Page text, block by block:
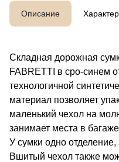
Описание
Складная дорожная
FABRETTI в сро-синем
технологичной
материал позволяет
маленький чехол на
занимает места в
У сумки одно
Вшитый чехол также